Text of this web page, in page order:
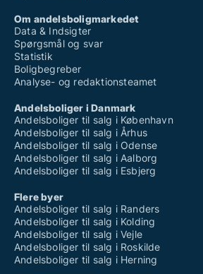
Om andelsboligmarkedet
Data & Indsigter
Spørgsmål og svar
Statistik
Boligbegreber
Analyse- og redaktionsteamet
Andelsboliger i Danmark
Andelsboliger til salg i København
Andelsboliger til salg i Århus
Andelsboliger til salg i Odense
Andelsboliger til salg i Aalborg
Andelsboliger til salg i Esbjerg
Flere byer
Andelsboliger til salg i Randers
Andelsboliger til salg i Kolding
Andelsboliger til salg i Vejle
Andelsboliger til salg i Roskilde
Andelsboliger til salg i Herning